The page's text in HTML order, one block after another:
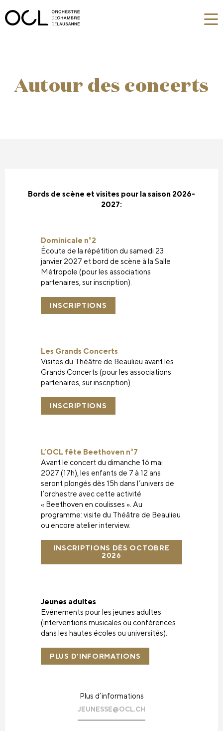
Autour des concerts
Bords de scène et visites pour la saison 2026-
2027:
Dominicale n°2
Écoute de la répétition du samedi 23
janvier 2027 et bord de scène à la Salle
Métropole (pour les associations
partenaires, sur inscription).
INSCRIPTIONS
Les Grands Concerts
Visites du Théâtre de Beaulieu avant les
Grands Concerts (pour les associations
partenaires, sur inscription).
INSCRIPTIONS
L’OCL fête Beethoven n°7
Avant le concert du dimanche 16 mai
2027 (17h), les enfants de 7 à 12 ans
seront plongés dès 15h dans l’univers de
l’orchestre avec cette activité
« Beethoven en coulisses ». Au
programme: visite du Théâtre de Beaulieu
ou encore atelier interview.
INSCRIPTIONS DÈS OCTOBRE
2026
Jeunes adultes
Evénements pour les jeunes adultes
(interventions musicales ou conférences
dans les hautes écoles ou universités).
PLUS D’INFORMATIONS
Plus d’informations
JEUNESSE@OCL.CH